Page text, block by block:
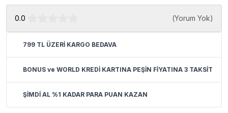
0.0 (Yorum Yok)
799 TL ÜZERİ KARGO BEDAVA
BONUS ve WORLD KREDİ KARTINA PEŞİN FİYATINA 3 TAKSİT
ŞİMDİ AL %1 KADAR PARA PUAN KAZAN